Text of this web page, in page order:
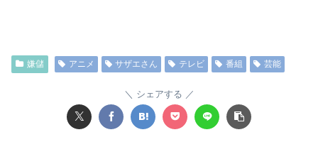
嫌儲 アニメ サザエさん テレビ 番組 芸能
シェアする